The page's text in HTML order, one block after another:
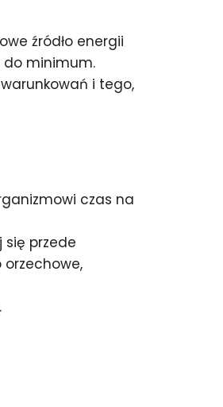
źródło energii
do minimum.
i tego,
czas na
się przede
orzechowe,